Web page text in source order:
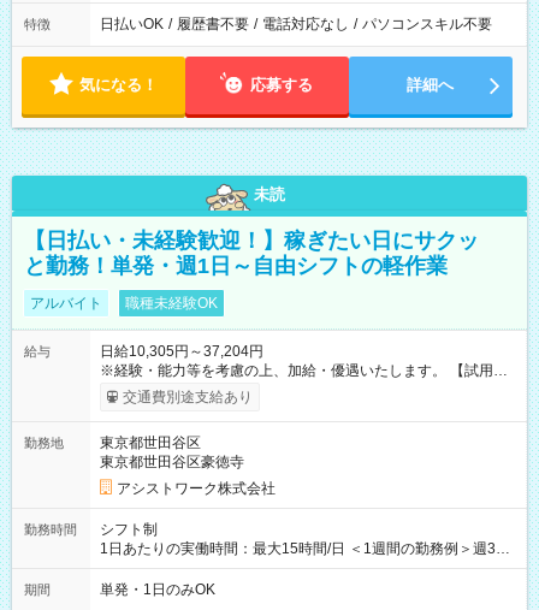
特徴 日払いOK / 履歴書不要 / 電話対応なし / パソコンスキル不要
気になる！ 応募する 詳細へ
未読
【日払い・未経験歓迎！】稼ぎたい日にサクッ
と勤務！単発・週1日～自由シフトの軽作業
アルバイト 職種未経験OK
給与
日給10,305円～37,204円
※経験・能力等を考慮の上、加給・優遇いたします。 【試用期
間】試用期間なし
交通費別途支給あり
勤務地
東京都世田谷区
東京都世田谷区豪徳寺
アシストワーク株式会社
勤務時間
シフト制
1日あたりの実働時間：最大15時間/日 ＜1週間の勤務例＞週3回
勤務 勤務：月・水・金 休み：火・木・土・日 好きな時にお仕事
可能です！ ※1日あたりの最大実働時間は日勤、夜勤共に勤務し
期間 単発・1日のみOK